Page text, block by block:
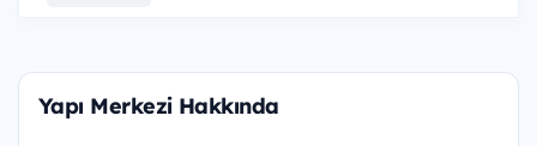
Yapı Merkezi Hakkında